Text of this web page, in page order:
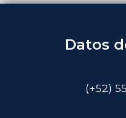
Datos
(+52)